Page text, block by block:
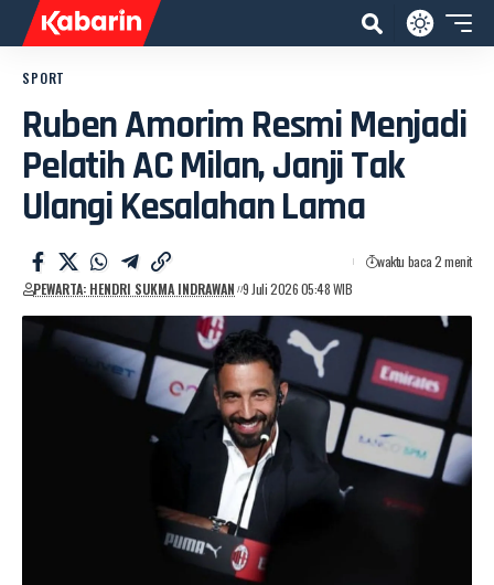
SPORT
Ruben Amorim Resmi Menjadi
Pelatih AC Milan, Janji Tak
Ulangi Kesalahan Lama
PEWARTA: HENDRI SUKMA INDRAWAN 9 Juli 2026 05:48 WIB
waktu baca 2 menit